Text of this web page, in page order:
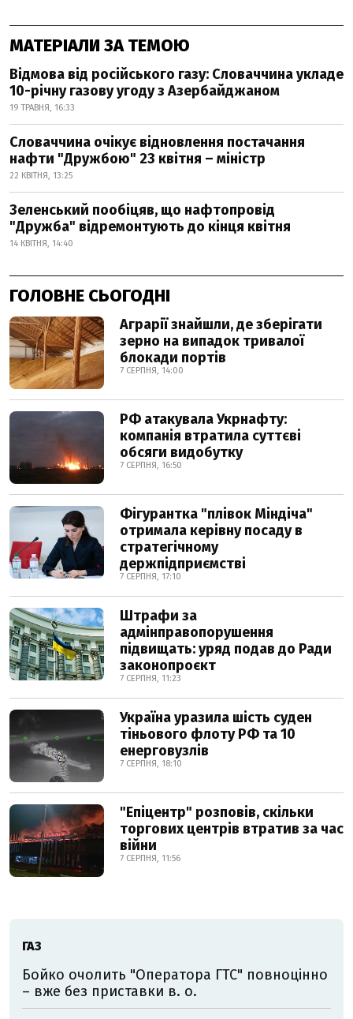
МАТЕРІАЛИ ЗА ТЕМОЮ
Відмова від російського газу: Словаччина укладе
10-річну газову угоду з Азербайджаном
19 ТРАВНЯ, 16:33
Словаччина очікує відновлення постачання
нафти "Дружбою" 23 квітня – міністр
22 КВІТНЯ, 13:25
Зеленський пообіцяв, що нафтопровід
"Дружба" відремонтують до кінця квітня
14 КВІТНЯ, 14:40
ГОЛОВНЕ СЬОГОДНІ
Аграрії знайшли, де зберігати
зерно на випадок тривалої
блокади портів
7 СЕРПНЯ, 14:00
РФ атакувала Укрнафту:
компанія втратила суттєві
обсяги видобутку
7 СЕРПНЯ, 16:50
Фігурантка "плівок Міндіча"
отримала керівну посаду в
стратегічному
держпідприємстві
7 СЕРПНЯ, 17:10
Штрафи за
адмінправопорушення
підвищать: уряд подав до Ради
законопроєкт
7 СЕРПНЯ, 11:23
Україна уразила шість суден
тіньового флоту РФ та 10
енерговузлів
7 СЕРПНЯ, 18:10
"Епіцентр" розповів, скільки
торгових центрів втратив за час
війни
7 СЕРПНЯ, 11:56
ГАЗ
Бойко очолить "Оператора ГТС" повноцінно
– вже без приставки в. о.